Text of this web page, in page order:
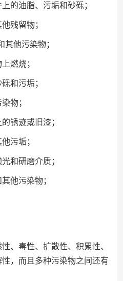
的油脂、污垢和砂砾；
残留物；
其他污染物；
燃烧；
和污垢；
物；
锈迹或旧漆；
污垢；
和研磨介质；
他污染物；
、毒性、扩散性、积累性、
，而且多种污染物之间还有